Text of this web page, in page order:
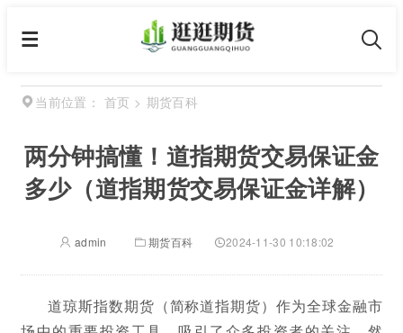
当前位置： 首页 > 期货百科
两分钟搞懂！道指期货交易保证金
多少（道指期货交易保证金详解）
admin 期货百科 2024-11-30 10:18:02
道琼斯指数期货（简称道指期货）作为全球金融市